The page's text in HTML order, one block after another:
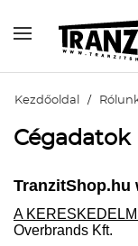
Kezdőoldal /
Cégadatok
TranzitShop.hu
A
Overbrands Kft.